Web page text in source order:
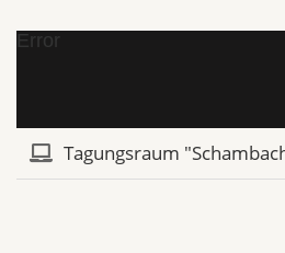
Error
Tagungsraum